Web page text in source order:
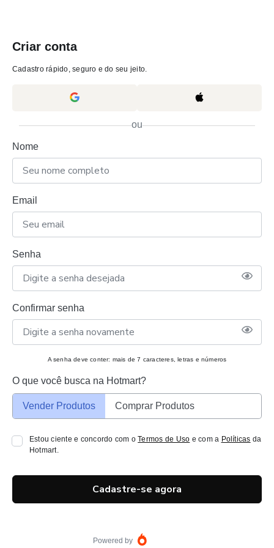
Criar conta
Cadastro rápido, seguro e do seu jeito.
ou
Nome
Email
Senha
Confirmar senha
A senha deve conter: mais de 7 caracteres, letras e números
O que você busca na Hotmart?
Vender Produtos Comprar Produtos
Estou ciente e concordo com oTermos de Uso e com a Políticas da
Hotmart.
Cadastre-se agora
Powered by